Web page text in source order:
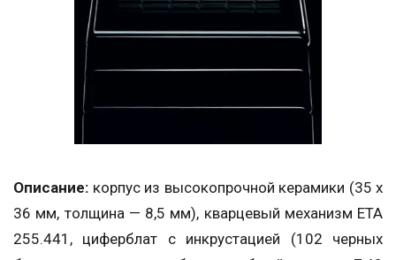
Описание: корпус из высокопрочной керамики (35 х
36 мм, толщина — 8,5 мм), кварцевый механизм ETA
255.441, циферблат с инкрустацией (102 черных